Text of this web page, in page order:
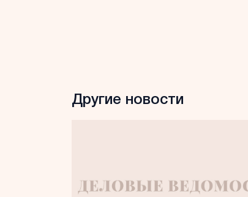
Другие новости